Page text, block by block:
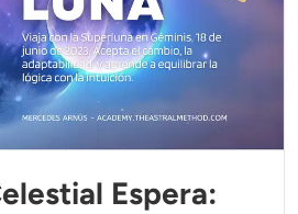
Espera: